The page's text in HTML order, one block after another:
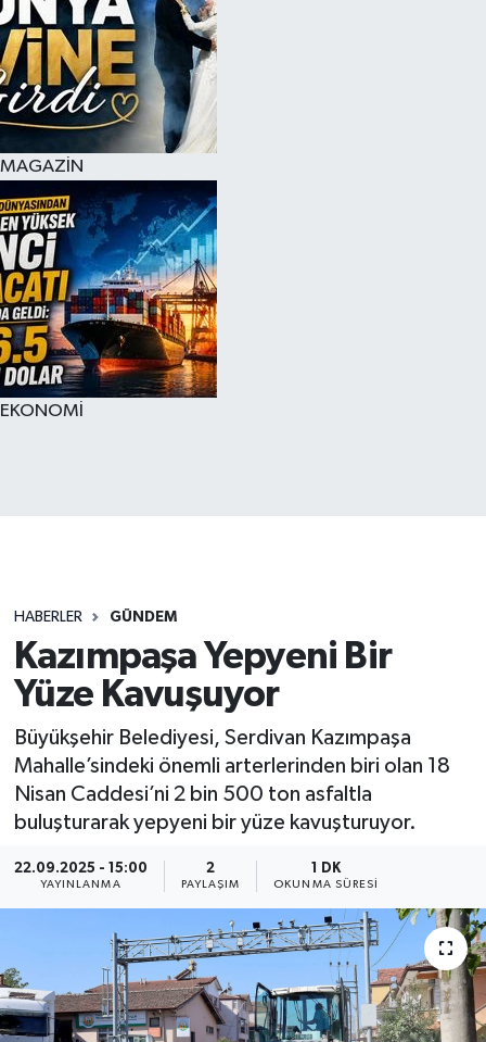
MAGAZİN
EKONOMİ
HABERLER GÜNDEM
Kazımpaşa Yepyeni Bir
Yüze Kavuşuyor
Büyükşehir Belediyesi, Serdivan Kazımpaşa
Mahalle’sindeki önemli arterlerinden biri olan 18
Nisan Caddesi’ni 2 bin 500 ton asfaltla
buluşturarak yepyeni bir yüze kavuşturuyor.
22.09.2025 - 15:00
YAYINLANMA
2
PAYLAŞIM
1 DK
OKUNMA SÜRESI